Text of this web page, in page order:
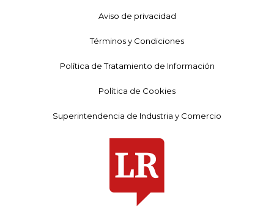
Aviso de privacidad
Términos y Condiciones
Política de Tratamiento de Información
Política de Cookies
Superintendencia de Industria y Comercio